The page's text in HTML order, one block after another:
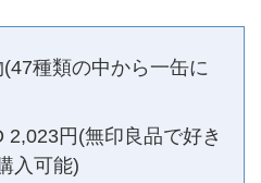
種類の中から一缶に
2,023円(無印良品で好き
入可能)